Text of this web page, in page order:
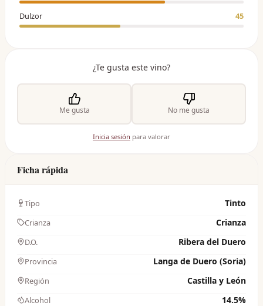
Dulzor 45
¿Te gusta este vino?
Me gusta No me gusta
Inicia sesión para valorar
Ficha rápida
Tipo Tinto
Crianza Crianza
D.O. Ribera del Duero
Provincia Langa de Duero (Soria)
Región Castilla y León
Alcohol 14.5%